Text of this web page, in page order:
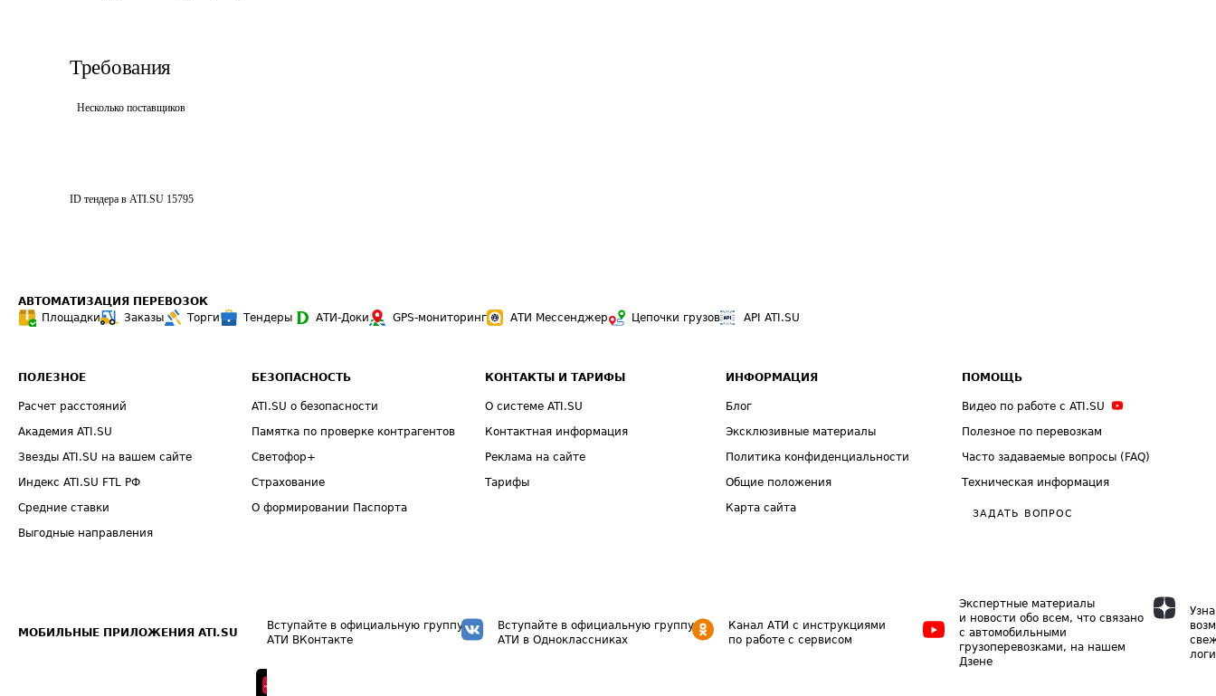
Требования
Несколько поставщиков
ID тендера в ATI.SU 15795
АВТОМАТИЗАЦИЯ ПЕРЕВОЗОК
Площадки
Заказы Торги Тендеры АТИ-Доки GPS-мониторинг АТИ Мессенджер Цепочки грузов API ATI.SU
ПОЛЕЗНОЕ
Расчет расстояний
Академия ATI.SU
Звезды ATI.SU на вашем сайте
Индекс ATI.SU FTL РФ
Средние ставки
Выгодные направления
БЕЗОПАСНОСТЬ
ATI.SU о безопасности
Памятка по проверке контрагентов
Светофор+
Страхование
О формировании Паспорта
КОНТАКТЫ И ТАРИФЫ
О системе ATI.SU
Контактная информация
Реклама на сайте
Тарифы
ИНФОРМАЦИЯ
Блог
Эксклюзивные материалы
Политика конфиденциальности
Общие положения
Карта сайта
ПОМОЩЬ
Видео по работе с ATI.SU
Полезное по перевозкам
Часто задаваемые вопросы (FAQ)
Техническая информация
ЗАДАТЬ ВОПРОС
МОБИЛЬНЫЕ ПРИЛОЖЕНИЯ ATI.SU
Вступайте в официальную группу
АТИ ВКонтакте
Вступайте в официальную группу
АТИ в Одноклассниках
Канал АТИ с инструкциями
по работе с сервисом
Экспертные материалы
и новости обо всем, что связано
с автомобильными
грузоперевозками, на нашем
Дзене